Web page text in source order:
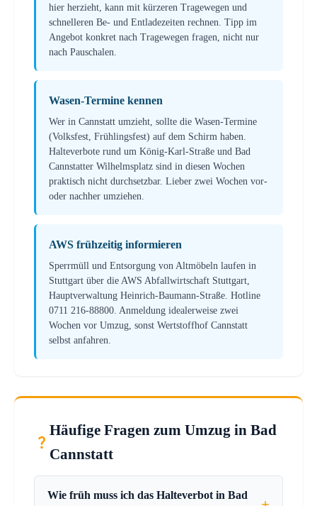
hier herzieht, kann mit kürzeren Tragewegen und
schnelleren Be- und Entladezeiten rechnen. Tipp im
Angebot konkret nach Tragewegen fragen, nicht nur
nach Pauschalen.
Wasen-Termine kennen
Wer in Cannstatt umzieht, sollte die Wasen-Termine
(Volksfest, Frühlingsfest) auf dem Schirm haben.
Halteverbote rund um König-Karl-Straße und Bad
Cannstatter Wilhelmsplatz sind in diesen Wochen
praktisch nicht durchsetzbar. Lieber zwei Wochen vor-
oder nachher umziehen.
AWS frühzeitig informieren
Sperrmüll und Entsorgung von Altmöbeln laufen in
Stuttgart über die AWS Abfallwirtschaft Stuttgart,
Hauptverwaltung Heinrich-Baumann-Straße. Hotline
0711 216-88800. Anmeldung idealerweise zwei
Wochen vor Umzug, sonst Wertstoffhof Cannstatt
selbst anfahren.
Häufige Fragen zum Umzug in Bad
Cannstatt
Wie früh muss ich das Halteverbot in Bad